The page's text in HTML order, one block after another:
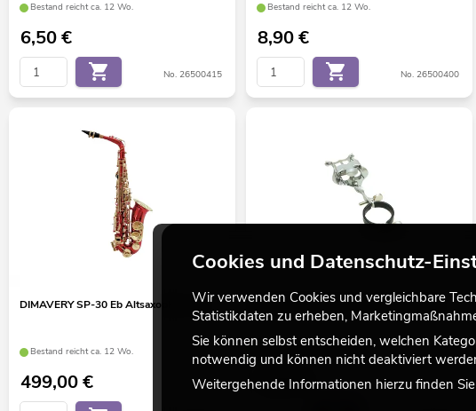
Bestand reicht ca. 12 Wo.
6,50€
No. 26500415
Bestand reicht ca. 12 Wo.
8,90€
No. 26500400
DIMAVERY SP-30 Eb Altsaxophon, rot
Bestand reicht ca. 12 Wo.
499,00€
DIMAVERY Marschgabel für Klarinette
Bestand reicht ca. 12 Wo.
7,50€
Cookies und Datenschutz-
Wir verwenden Cookies und vergleichbare
Statistikdaten zu erheben,
Sie können selbst entscheiden, welchen
notwendig und können nicht deaktiviert
Weitergehende Informationen hierzu finden